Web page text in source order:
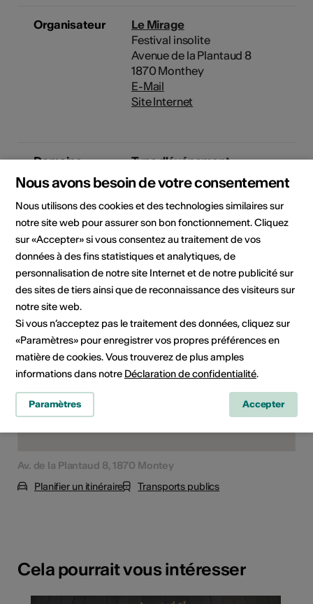
Organisateur
Le Mirage
Festival insolite
Avenue de la Plantaud 8
1870 Monthey
E-Mail
Site Internet
Domaine
Type d'événement
Festival Autre
Classe d'âge
Tout public
Lieu de l'événement
Av. de la Plantaud 8, 1870 Montey
Planifier un itinéraire
Transports publics
Cela pourrait vous intéresser
Nous avons besoin de votre consentement
Nous utilisons des cookies et des technologies similaires sur
notre site web pour assurer son bon fonctionnement. Cliquez
sur «Accepter» si vous consentez au traitement de vos
données à des fins statistiques et analytiques, de
personnalisation de notre site Internet et de notre publicité sur
des sites de tiers ainsi que de reconnaissance des visiteurs sur
notre site web.
Si vous n’acceptez pas le traitement des données, cliquez sur
«Paramètres» pour enregistrer vos propres préférences en
matière de cookies. Vous trouverez de plus amples
informations dans notre Déclaration de confidentialité.
Paramètres Accepter